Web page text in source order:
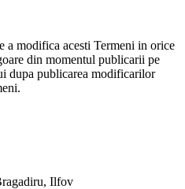
a modifica acesti Termeni in orice
din momentul publicarii pe
dupa publicarea modificarilor
Ilfov